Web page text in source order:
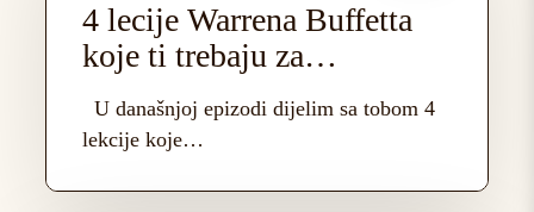
4 lecije Warrena Buffetta
koje ti trebaju za
dugoročan uspjeh u poslu
U današnjoj epizodi dijelim sa tobom 4
lekcije koje…